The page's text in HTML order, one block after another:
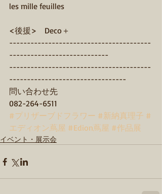
les mille feuilles
<後援>　Deco＋
----------------------------------------
----------------------------
----------------------------------------
---------------------------------
問い合わせ先
082-264-6511
#プリザーブドフラワー #新納真理子 #
エディオン蔦屋 #Edion蔦屋 #作品展
イベント・展示会